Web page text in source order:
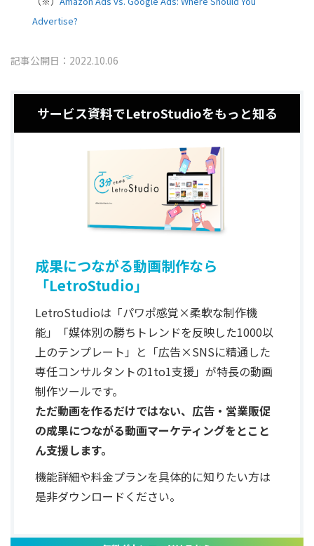
Advertise?
記事公開日：2022.10.06
サービス資料でLetroStudioをもっと知る
成果につながる動画制作なら
「LetroStudio」
LetroStudioは「パワポ感覚×柔軟な制作機
能」「媒体別の勝ちトレンドを反映した1000以
上のテンプレート」と「広告×SNSに精通した
専任コンサルタントの1to1支援」が特長の動画
制作ツールです。
ただ動画を作るだけではない、広告・営業販促
の成果につながる動画マーケティングをとこと
ん支援します。
機能詳細や料金プランを具体的に知りたい方は
是非ダウンロードください。